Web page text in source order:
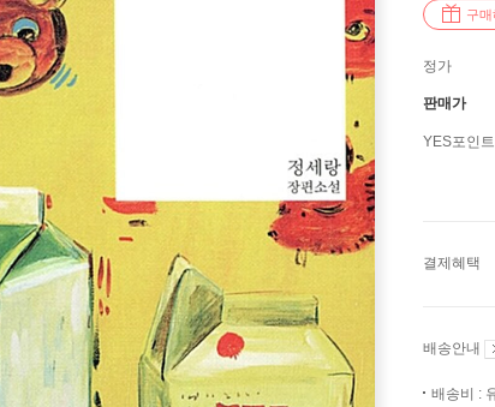
구매
정가
판매가
YES포인트
결제혜택
배송안내
배송비 :